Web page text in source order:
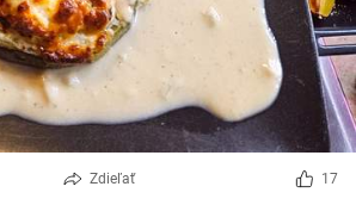
Zdieľať 17